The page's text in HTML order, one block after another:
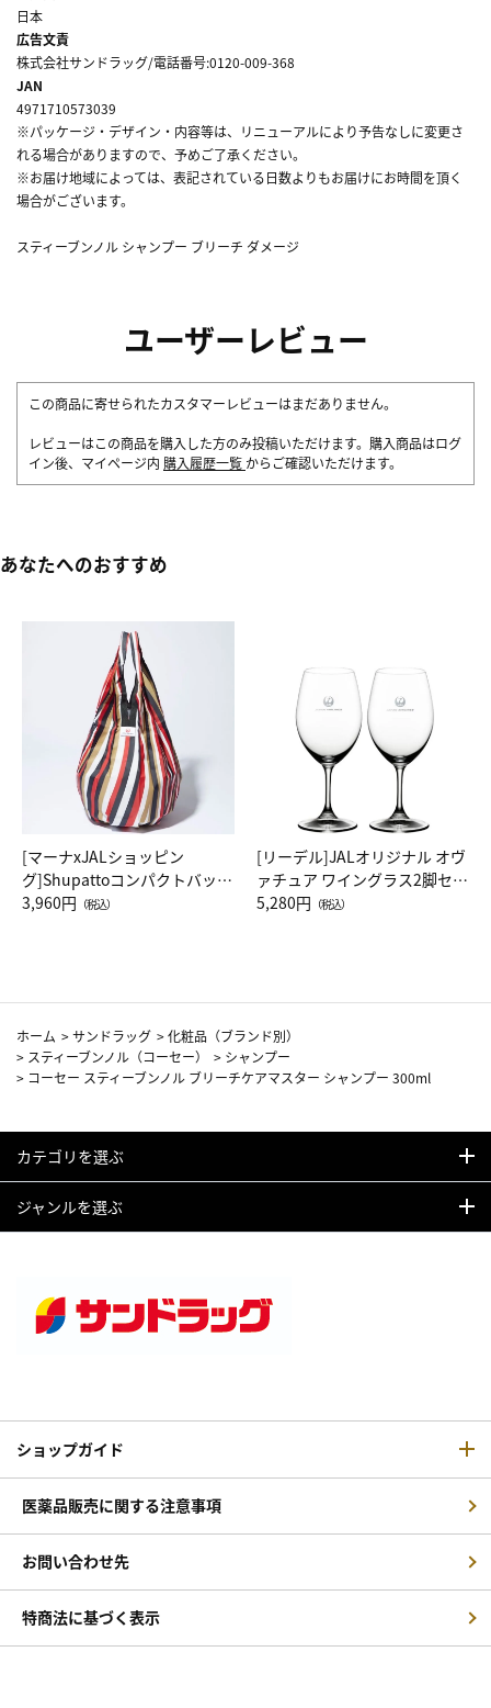
日本
広告文責
株式会社サンドラッグ/電話番号:0120-009-368
JAN
4971710573039
※パッケージ・デザイン・内容等は、リニューアルにより予告なしに変更さ
れる場合がありますので、予めご了承ください。
※お届け地域によっては、表記されている日数よりもお届けにお時間を頂く
場合がございます。
スティーブンノル シャンプー ブリーチ ダメージ
ユーザーレビュー
この商品に寄せられたカスタマーレビューはまだありません。
レビューはこの商品を購入した方のみ投稿いただけます。購入商品はログ
イン後、マイページ内 購入履歴一覧 からご確認いただけます。
あなたへのおすすめ
[マーナxJALショッピン
グ]Shupattoコンパクトバッグ
Drop JAL客室乗務員（LC）ス
3,960円 （税込）
[リーデル]JALオリジナル オヴ
ァチュア ワイングラス2脚セッ
ト（レッドワイン）
5,280円 （税込）
ホーム >サンドラッグ >化粧品（ブランド別）
> スティーブンノル（コーセー） > シャンプー
> コーセー スティーブンノル ブリーチケアマスター シャンプー 300ml
カテゴリを選ぶ
ジャンルを選ぶ
ショップガイド
医薬品販売に関する注意事項
お問い合わせ先
特商法に基づく表示